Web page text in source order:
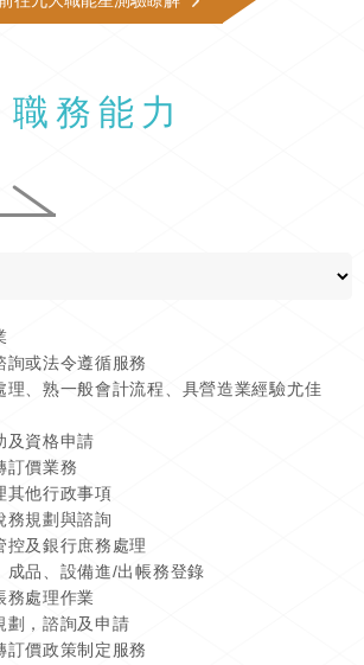
職務能力
詢或法令遵循服務
理、熟一般會計流程、具營造業經驗尤佳
及資格申請
訂價業務
其他行政事項
務規劃與諮詢
控及銀行庶務處理
成品、設備進/出帳務登錄
務處理作業
劃，諮詢及申請
訂價政策制定服務